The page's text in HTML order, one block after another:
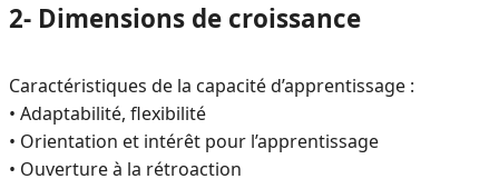
2- Dimensions de croissance
Caractéristiques de la capacité d’apprentissage :
• Adaptabilité, flexibilité
• Orientation et intérêt pour l’apprentissage
• Ouverture à la rétroaction